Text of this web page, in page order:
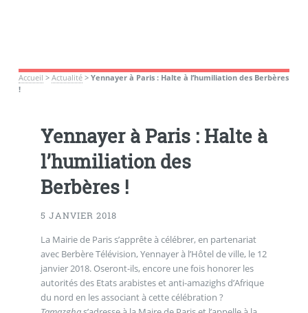
Accueil > Actualité> Yennayer à Paris : Halte à l’humiliation des Berbères
!
Yennayer à Paris : Halte à
l’humiliation des
Berbères !
5 JANVIER 2018
La Mairie de Paris s’apprête à célébrer, en partenariat
avec Berbère Télévision, Yennayer à l’Hôtel de ville, le 12
janvier 2018. Oseront-ils, encore une fois honorer les
autorités des Etats arabistes et anti-amazighs d’Afrique
du nord en les associant à cette célébration ?